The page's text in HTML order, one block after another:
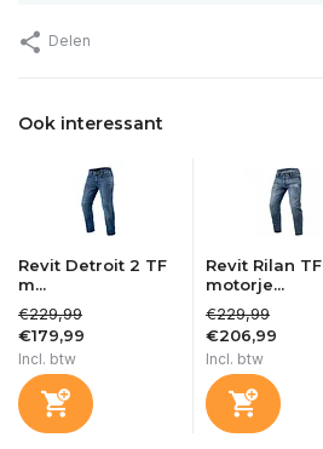
Delen
Ook interessant
Revit Detroit 2 TF
m...
€229,99
€179,99
Incl. btw
Revit Rilan TF
motorje...
€229,99
€206,99
Incl. btw